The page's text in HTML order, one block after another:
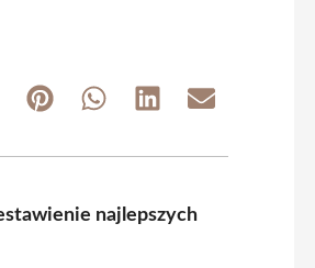
Share Share Share Share
najlepszych